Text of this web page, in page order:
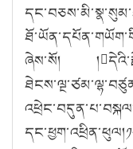
ཞེས་སོ།